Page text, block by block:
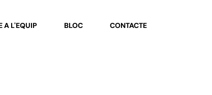
A L'EQUIP BLOC CONTACTE